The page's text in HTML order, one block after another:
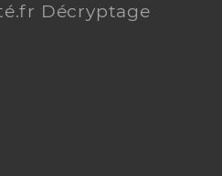
Décryptage